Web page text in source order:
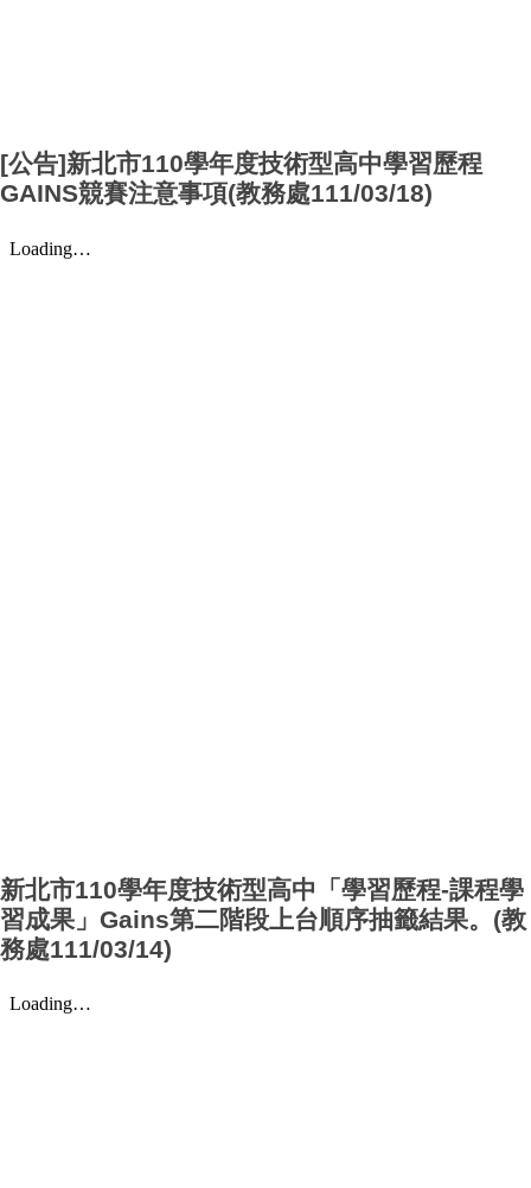
[公告]新北市110學年度技術型高中學習歷程
GAINS競賽注意事項(教務處111/03/18)
新北市110學年度技術型高中「學習歷程-課程學
習成果」Gains第二階段上台順序抽籤結果。(教
務處111/03/14)